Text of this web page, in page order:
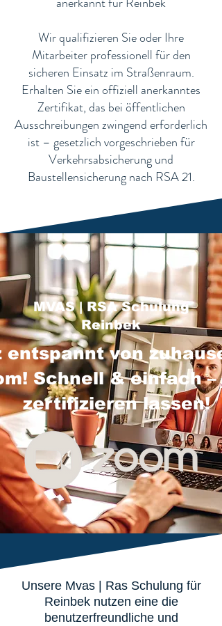
Wir qualifizieren Sie oder Ihre
Mitarbeiter professionell für den
sicheren Einsatz im Straßenraum.
Erhalten Sie ein offiziell anerkanntes
Zertifikat, das bei öffentlichen
Ausschreibungen zwingend erforderlich
ist – gesetzlich vorgeschrieben für
Verkehrsabsicherung und
Baustellensicherung nach RSA 21.
MVAS | RSA Schulung
Reinbek
entspannt von
Schnell & einfach –
zertifizieren lassen!
Unsere Mvas | Ras Schulung für
Reinbek nutzen eine die
benutzerfreundliche und